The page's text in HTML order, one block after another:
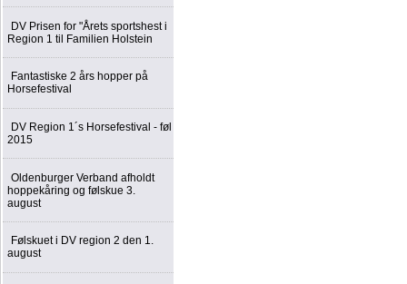
DV Prisen for "Årets sportshest i
Region 1 til Familien Holstein
Fantastiske 2 års hopper på
Horsefestival
DV Region 1´s Horsefestival - føl
2015
Oldenburger Verband afholdt
hoppekåring og følskue 3.
august
Følskuet i DV region 2 den 1.
august